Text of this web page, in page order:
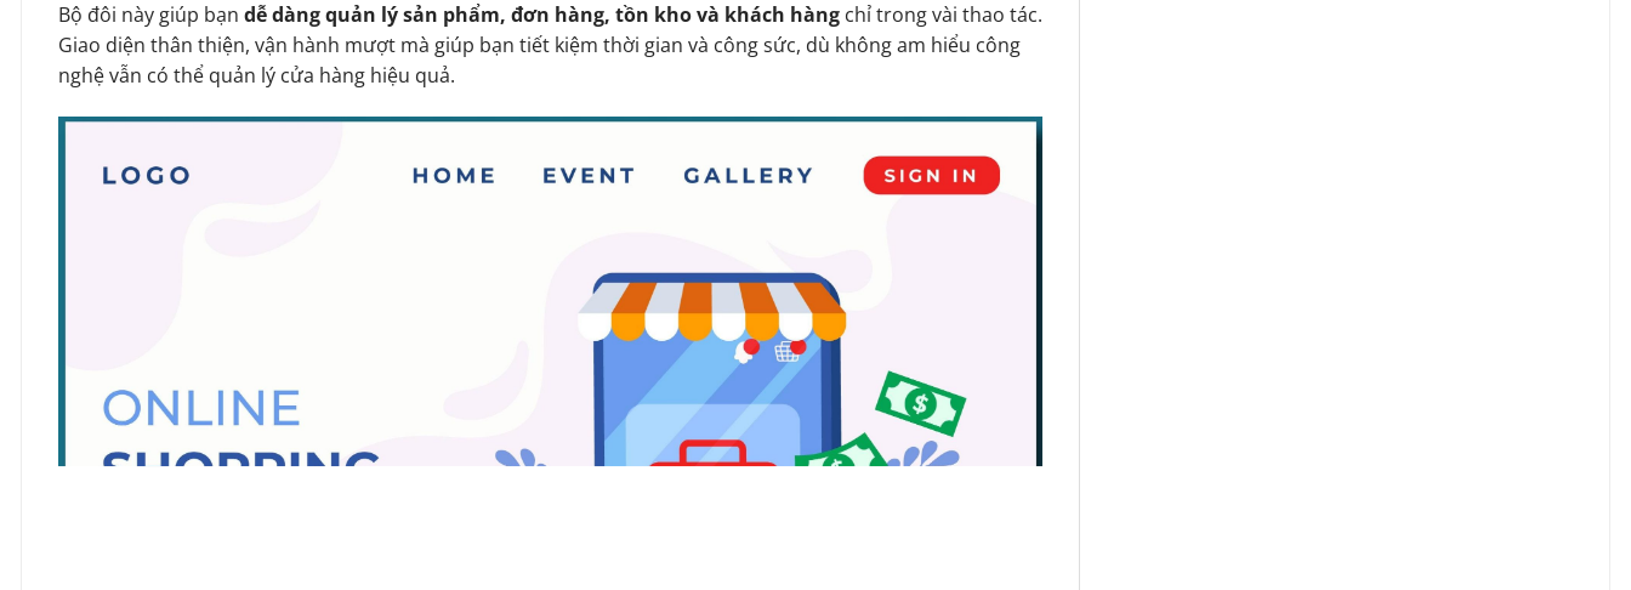
Bộ đôi này giúp bạn dễ dàng quản lý sản phẩm, đơn hàng, tồn kho và khách hàng chỉ trong vài thao tác.
Giao diện thân thiện, vận hành mượt mà giúp bạn tiết kiệm thời gian và công sức, dù không am hiểu công
nghệ vẫn có thể quản lý cửa hàng hiệu quả.